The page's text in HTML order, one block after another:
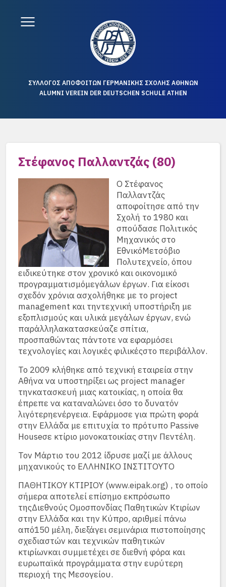
ΣΥΛΛΟΓΟΣ ΑΠΟΦΟΙΤΩΝ ΓΕΡΜΑΝΙΚΗΣ ΣΧΟΛΗΣ ΑΘΗΝΩΝ
ALUMNI VEREIN DER DEUTSCHEN SCHULE ATHEN
Στέφανος Παλλαντζάς (80)
Ο Στέφανος
Παλλαντζάς
αποφοίτησε από την
Σχολή το 1980 και
σπούδασε Πολιτικός
Μηχανικός στο
ΕθνικόΜετσόβιο
Πολυτεχνείο, όπου
ειδικεύτηκε στον χρονικό και οικονομικό
προγραμματισμόμεγάλων έργων. Για είκοσι
σχεδόν χρόνια ασχολήθηκε με το project
management και τηντεχνική υποστήριξη με
εξοπλισμούς και υλικά μεγάλων έργων, ενώ
παράλληλακατασκεύαζε σπίτια,
προσπαθώντας πάντοτε να εφαρμόσει
τεχνολογίες και λογικές φιλικέςστο περιβάλλον.
Το 2009 κλήθηκε από τεχνική εταιρεία στην
Αθήνα να υποστηρίξει ως project manager
τηνκατασκευή μιας κατοικίας, η οποία θα
έπρεπε να καταναλώνει όσο το δυνατόν
λιγότερηενέργεια. Εφάρμοσε για πρώτη φορά
στην Ελλάδα με επιτυχία το πρότυπο Passive
Houseσε κτίριο μονοκατοικίας στην Πεντέλη.
Τον Μάρτιο του 2012 ίδρυσε μαζί με άλλους
μηχανικούς το ΕΛΛΗΝΙΚΟ ΙΝΣΤΙΤΟΥΤΟ
ΠΑΘΗΤΙΚΟΥ ΚΤΙΡΙΟΥ (www.eipak.org) , το οποίο
σήμερα αποτελεί επίσημο εκπρόσωπο
τηςΔιεθνούς Ομοσπονδίας Παθητικών Κτιρίων
στην Ελλάδα και την Κύπρο, αριθμεί πάνω
από150 μέλη, διεξάγει σεμινάρια πιστοποίησης
σχεδιαστών και τεχνικών παθητικών
κτιρίωνκαι συμμετέχει σε διεθνή φόρα και
ευρωπαϊκά προγράμματα στην ευρύτερη
περιοχή της Μεσογείου.